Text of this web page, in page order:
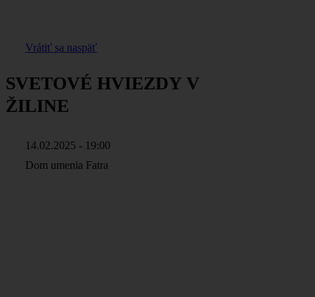
Vrátiť sa naspäť
SVETOVÉ HVIEZDY V
ŽILINE
14.02.2025 - 19:00
Dom umenia Fatra